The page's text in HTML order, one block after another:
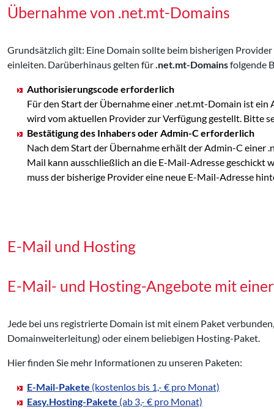
Übernahme von .net.mt-Domains
Grundsätzlich gilt: Eine Domain sollte beim bisherigen
einleiten. Darüberhinaus gelten für .net.mt-Domainsfolgende
Authorisierungscode erforderlich
Für den Start der Übernahme einer .net.mt-Domain ist
wird vom aktuellen Provider zur Verfügung gestellt. Bitte
Bestätigung des Inhabers oder Admin-C erforderlich
Nach dem Start der Übernahme erhält der Admin-C einer
Mail kann ausschließlich an die E-Mail-Adresse geschickt
muss der bisherige Provider eine neue E-Mail-Adresse
E-Mail und Hosting
E-Mail- und Hosting-Angebote mit
Jede bei uns registrierte Domain ist mit einem Paket
Domainweiterleitung) oder einem beliebigen Hosting-Paket.
Hier finden Sie mehr Informationen zu unseren Paketen:
E-Mail-Pakete (kostenlos bis 1,- € pro Monat)
Easy.Hosting-Pakete (ab 3,- € pro Monat)